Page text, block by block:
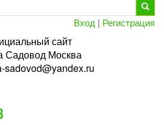
Вход | Регистрация
сайт
Садовод Москва
sadovod@yandex.ru